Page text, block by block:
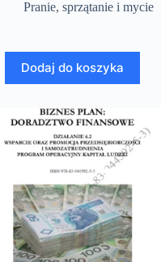
Pranie, sprzątanie i mycie
Dodaj do koszyka